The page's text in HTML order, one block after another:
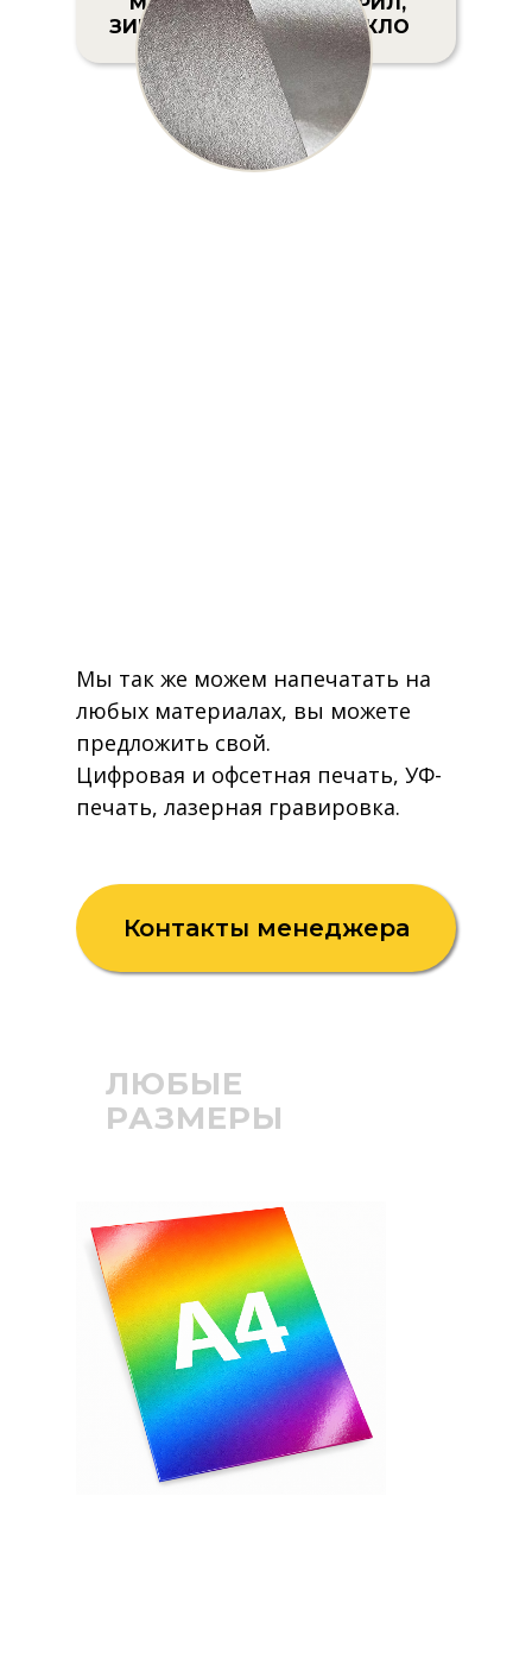
Контакты менеджера
ЗИРОВАННЫЙ
КАРТОН
СТЕКЛО
Мы так же можем напечатать на
любых материалах, вы можете
предложить свой.
Цифровая и офсетная печать, УФ-
печать, лазерная гравировка.
ЛЮБЫЕ
РАЗМЕРЫ